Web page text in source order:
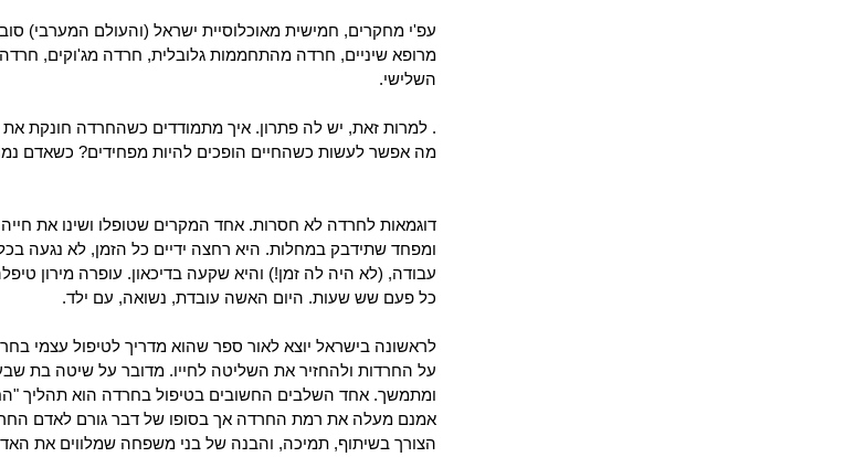
עפ'י מחקרים, חמישית מאוכלוסיית ישראל (והעולם המערבי)
מרופא שיניים, חרדה מהתחממות גלובלית, חרדה מג'וקים,
השלישי.
. למרות זאת, יש לה פתרון. איך מתמודדים כשהחרדה חונקת
מה אפשר לעשות כשהחיים הופכים להיות מפחידים? כשאדם
דוגמאות לחרדה לא חסרות. אחד המקרים שטופלו ושינו את
ומפחד שתידבק במחלות. היא רחצה ידיים כל הזמן, לא נגעה
עבודה, (לא היה לה זמן!) והיא שקעה בדיכאון. עופרה מירון
כל פעם שש שעות. היום האשה עובדת, נשואה, עם ילד.
לראשונה בישראל יוצא לאור ספר שהוא מדריך לטיפול עצמי
על החרדות ולהחזיר את השליטה לחייו. מדובר על שיטה בת
ומתמשך. אחד השלבים החשובים בטיפול בחרדה הוא תהליך
אמנם מעלה את רמת החרדה אך בסופו של דבר גורם לאדם
הצורך בשיתוף, תמיכה, והבנה של בני משפחה שמלווים את